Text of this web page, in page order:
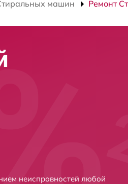
машин Ремонт
неисправностей любой